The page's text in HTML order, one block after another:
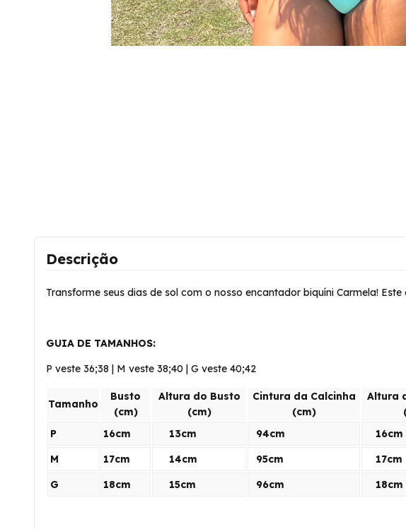
Descrição
Transforme seus dias de sol com o nosso encantador biquíni Carmela!
GUIA DE TAMANHOS:
P veste 36;38 | M veste 38;40 | G veste 40;42
Tamanho
Busto
(cm)
Altura do Busto
(cm)
Cintura da Calcinha
(cm)
Altura
P
16cm 13cm 94cm
16cm
M
17cm 14cm 95cm
17cm
G
18cm 15cm 96cm 18cm